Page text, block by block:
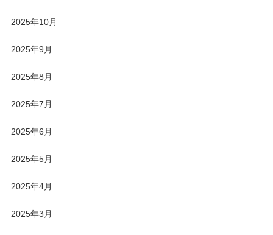
2025年10月
2025年9月
2025年8月
2025年7月
2025年6月
2025年5月
2025年4月
2025年3月